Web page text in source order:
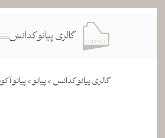
گالری پیانو کدانس
گالری پیانو کدانس >پیانو >پیانو